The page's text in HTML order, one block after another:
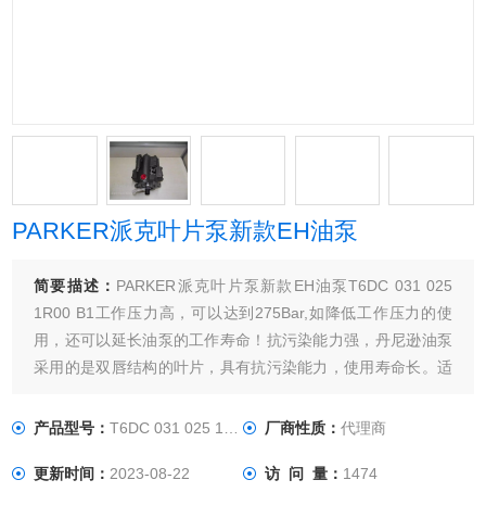
PARKER派克叶片泵新款EH油泵
简要描述： PARKER派克叶片泵新款EH油泵T6DC 031 025
1R00 B1工作压力高，可以达到275Bar,如降低工作压力的使
用，还可以延长油泵的工作寿命！抗污染能力强，丹尼逊油泵
采用的是双唇结构的叶片，具有抗污染能力，使用寿命长。适
提供高压力，噪声低，而且容积效率高。
产品型号：T6DC 031 025 1R00 B1 厂商性质： 代理商
更新时间：2023-08-22 访 问 量： 1474